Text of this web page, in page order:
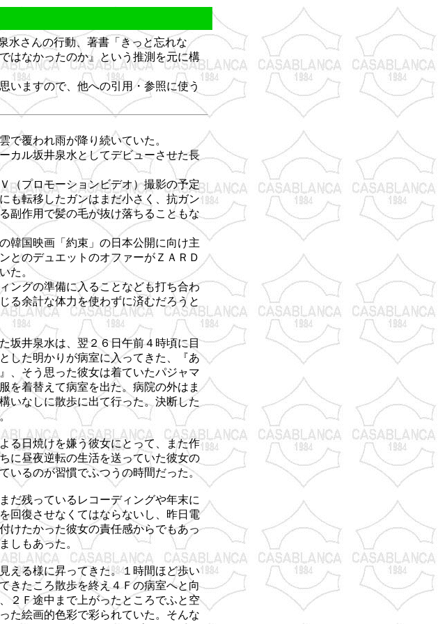
水さんの行動、著書「きっと忘れな
はなかったのか』という推測を元に構
いますので、他への引用・参照に使う
で覆われ雨が降り続いていた。
カル坂井泉水としてデビューさせた長
（プロモーションビデオ）撮影の予定
も転移したガンはまだ小さく、抗ガン
副作用で髪の毛が抜け落ちることもな
韓国映画「約束」の日本公開に向け主
とのデュエットのオファーがＺＡＲＤ
た。
ングの準備に入ることなども打ち合わ
る余計な体力を使わずに済むだろうと
坂井泉水は、翌２６日午前４時頃に目
した明かりが病室に入ってきた、『あ
、そう思った彼女は着ていたパジャマ
を着替えて病室を出た。病院の外はま
いなしに散歩に出て行った。決断した
る日焼けを嫌う彼女にとって、また作
に昼夜逆転の生活を送っていた彼女の
いるのが習慣でふつうの時間だった。
だ残っているレコーディングや年末に
回復させなくてはならないし、昨日電
けたかった彼女の責任感からでもあっ
しもあった。
える様に昇ってきた。１時間ほど歩い
きたころ散歩を終え４Ｆの病室へと向
２Ｆ途中まで上がったところでふと空
た絵画的色彩で彩られていた。そんな